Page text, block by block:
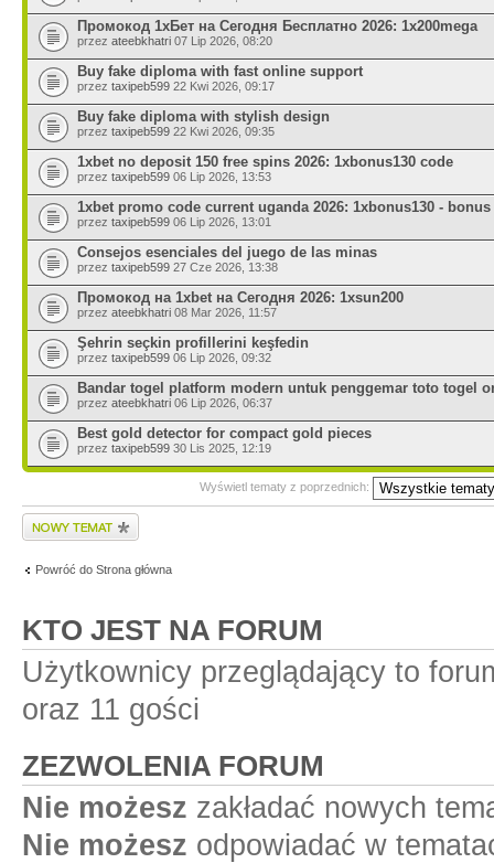
Промокод 1хБет на Сегодня Бесплатно 2026: 1x200mega
przez ateebkhatri 07 Lip 2026, 08:20
Buy fake diploma with fast online support
przez taxipeb599 22 Kwi 2026, 09:17
Buy fake diploma with stylish design
przez taxipeb599 22 Kwi 2026, 09:35
1xbet no deposit 150 free spins 2026: 1xbonus130 code
przez taxipeb599 06 Lip 2026, 13:53
1xbet promo code current uganda 2026: 1xbonus130 - bonus
przez taxipeb599 06 Lip 2026, 13:01
Consejos esenciales del juego de las minas
przez taxipeb599 27 Cze 2026, 13:38
Промокод на 1xbet на Сегодня 2026: 1xsun200
przez ateebkhatri 08 Mar 2026, 11:57
Şehrin seçkin profillerini keşfedin
przez taxipeb599 06 Lip 2026, 09:32
Bandar togel platform modern untuk penggemar toto togel
przez ateebkhatri 06 Lip 2026, 06:37
Best gold detector for compact gold pieces
przez taxipeb599 30 Lis 2025, 12:19
Wyświetl tematy z poprzednich:
Wyślij nowy temat
Powróć do Strona główna
KTO JEST NA FORUM
Użytkownicy przeglądający to
oraz 11 gości
ZEZWOLENIA FORUM
Nie możesz zakładać nowych
Nie możesz odpowiadać w